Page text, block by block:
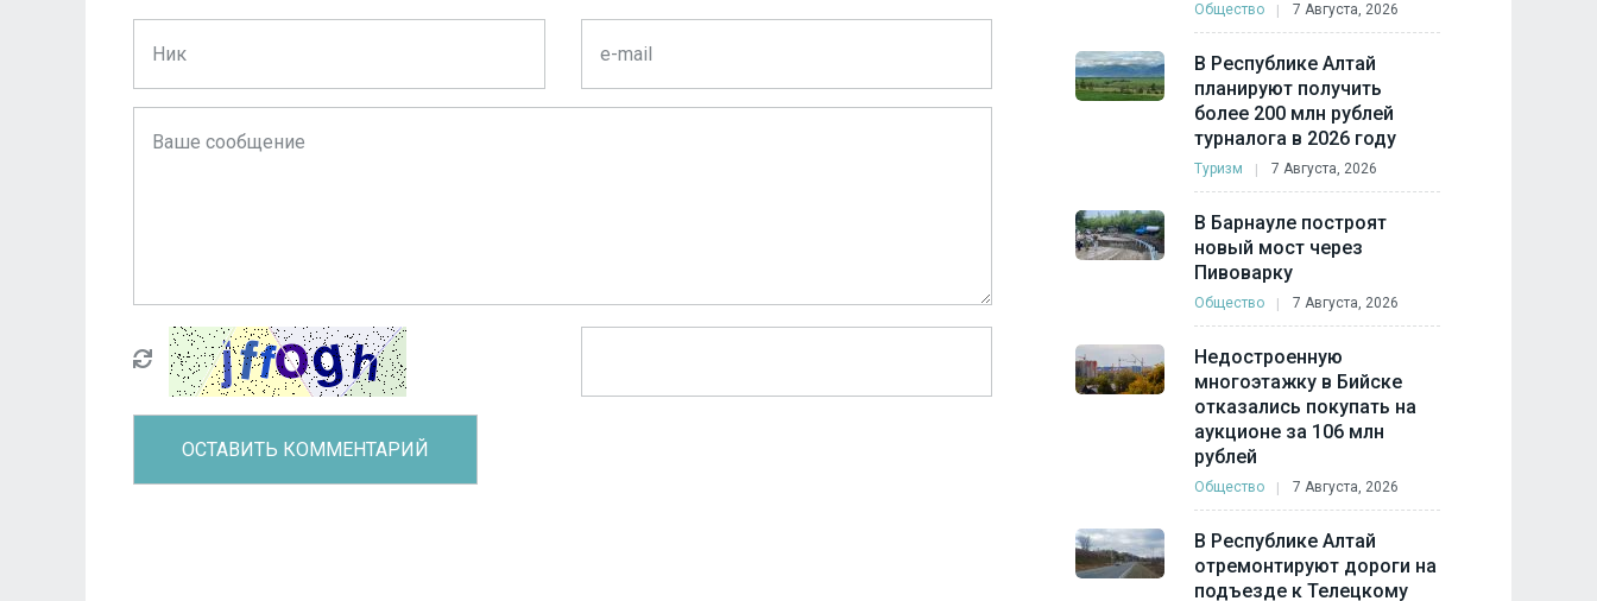
Общество 7 Августа, 2026
В Республике Алтай
планируют получить
более 200 млн рублей
турналога в 2026 году
Туризм 7 Августа, 2026
В Барнауле построят
новый мост через
Пивоварку
Общество 7 Августа, 2026
Недостроенную
многоэтажку в Бийске
отказались покупать на
аукционе за 106 млн
рублей
Общество 7 Августа, 2026
В Республике Алтай
отремонтируют дороги на
подъезде к Телецкому